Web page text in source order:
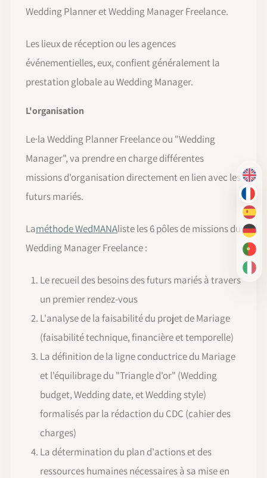
EN
FR
ES
DE
PT-
IT
Wedding Planner et Wedding Manager Freelance.
Les lieux de réception ou les agences
événementielles, eux, confient généralement la
prestation globale au Wedding Manager.
L'organisation
Le·la Wedding Planner Freelance ou "Wedding
Manager", va prendre en charge différentes
missions d'organisation directement en lien avec les
futurs mariés.
Laméthode WedMANAliste les 6 pôles de missions du
Wedding Manager Freelance :
Le recueil des besoins des futurs mariés à travers
un premier rendez-vous
L'analyse de la faisabilité du projet de Mariage
(faisabilité technique, financière et temporelle)
La définition de la ligne conductrice du Mariage
et l'équilibrage du "Triangle d'or" (Wedding
budget, Wedding date, et Wedding style)
formalisés par la rédaction du CDC (cahier des
charges)
La détermination du plan d'actions et des
ressources humaines nécessaires à sa mise en